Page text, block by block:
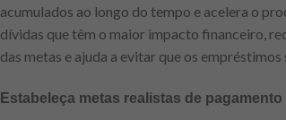
acumulados ao longo do tempo e acelera o
dívidas que têm o maior impacto financeiro,
das metas e ajuda a evitar que os
Estabeleça metas realistas de pagamento